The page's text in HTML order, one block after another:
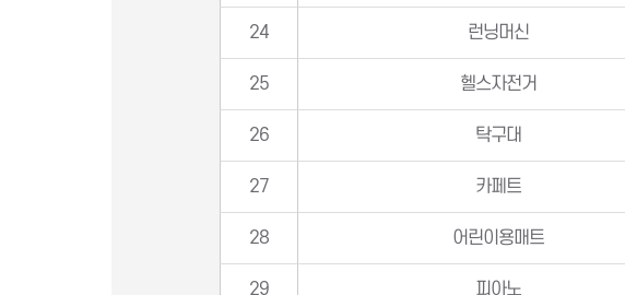
24 런닝머신
25 헬스자전거
26 탁구대
27 카페트
28 어린이용매트
29 피아노